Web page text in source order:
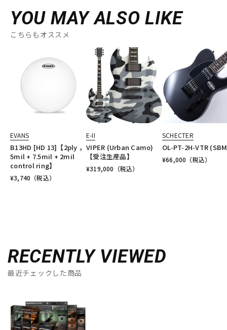
YOU MAY ALSO LIKE
こちらもオススメ
EVANS
B13HD [HD 13]【2ply ，
5mil + 7.5mil + 2mil
control ring】
¥3,740 （税込）
E-II
VIPER (Urban Camo)
【受注生産品】
¥319,000 （税込）
SCHECTER
OL-PT-2H-VTR
¥66,000 （税込）
RECENTLY VIEWED
最近チェックした商品